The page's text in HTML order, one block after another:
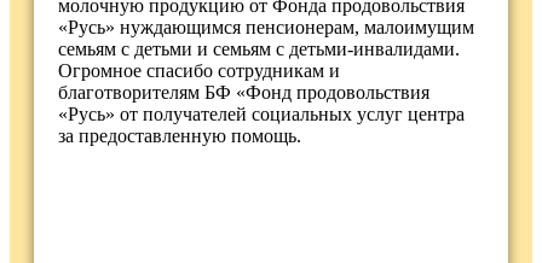
молочную продукцию от Фонда продовольствия
«Русь» нуждающимся пенсионерам, малоимущим
семьям с детьми и семьям с детьми-инвалидами.
Огромное спасибо сотрудникам и
благотворителям БФ «Фонд продовольствия
«Русь» от получателей социальных услуг центра
за предоставленную помощь.